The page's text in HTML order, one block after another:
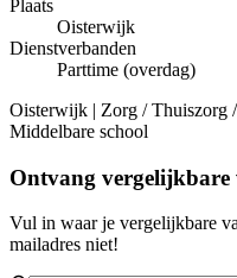
Plaats
Oisterwijk
Dienstverbanden
Parttime (overdag)
Oisterwijk | Zorg / Thuiszorg
Middelbare school
Ontvang vergelijkbare
Vul in waar je vergelijkbare
mailadres niet!